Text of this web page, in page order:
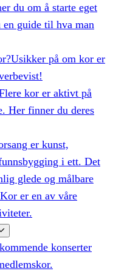
du om å starte eget
guide til hva man
Usikker på om kor er
kor er aktivt på
Her finner du deres
er kunst,
i ett. Det
glede og målbare
er en av våre
konserter